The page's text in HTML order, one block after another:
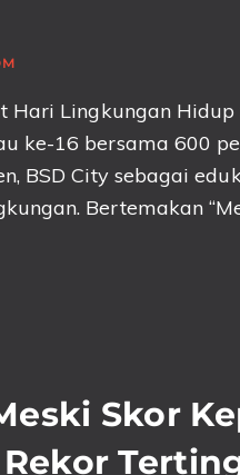
Hari Lingkungan Hidup
ke-16 bersama 600
BSD City sebagai
Bertemakan
Skor